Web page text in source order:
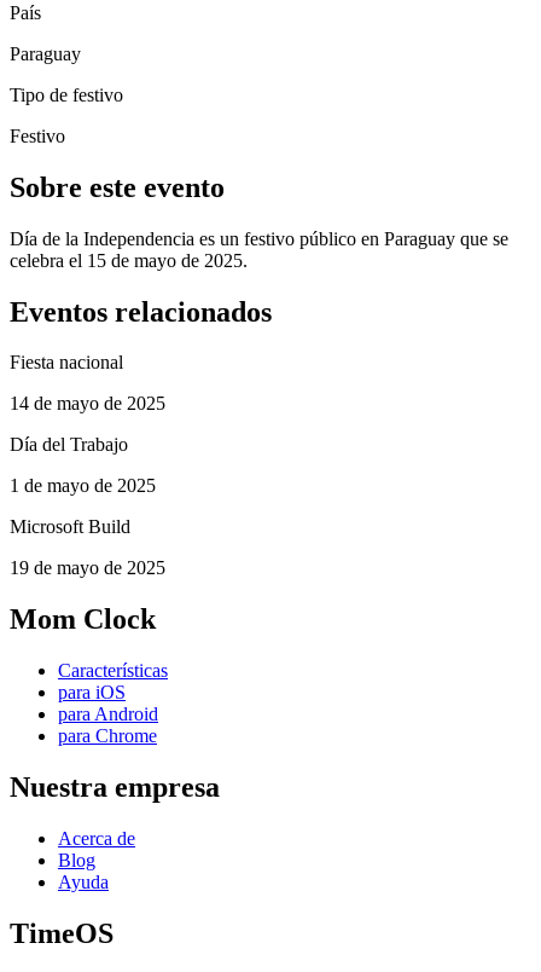
País
Paraguay
Tipo de festivo
Festivo
Sobre este evento
Día de la Independencia es un festivo público en Paraguay que se
celebra el 15 de mayo de 2025.
Eventos relacionados
Fiesta nacional
14 de mayo de 2025
Día del Trabajo
1 de mayo de 2025
Microsoft Build
19 de mayo de 2025
Mom Clock
Características
para iOS
para Android
para Chrome
Nuestra empresa
Acerca de
Blog
Ayuda
TimeOS